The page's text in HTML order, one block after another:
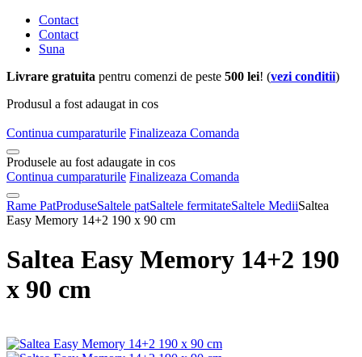
Contact
Contact
Suna
Livrare gratuita pentru comenzi de peste 500 lei! (vezi conditii)
Produsul a fost adaugat in cos
Continua cumparaturile Finalizeaza Comanda
Produsele au fost adaugate in cos
Continua cumparaturile Finalizeaza Comanda
Rame PatProduseSaltele patSaltele fermitateSaltele MediiSaltea
Easy Memory 14+2 190 x 90 cm
Saltea Easy Memory 14+2 190
x 90 cm